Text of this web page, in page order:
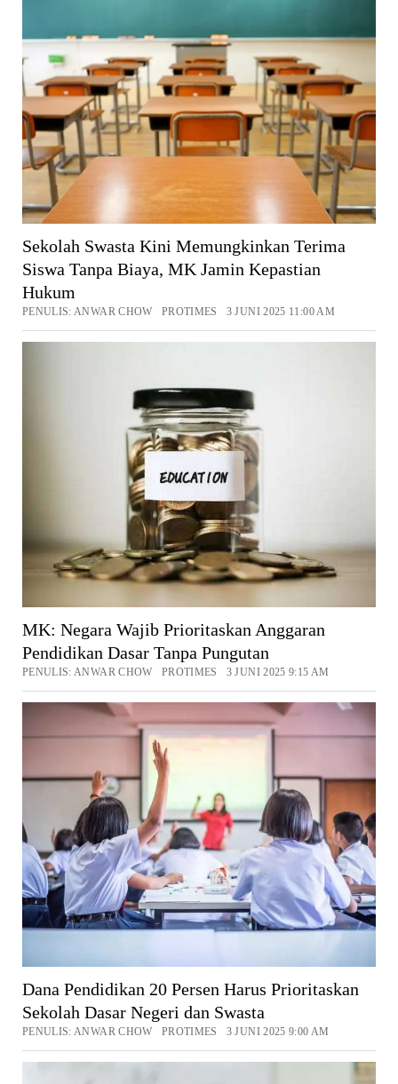
Sekolah Swasta Kini Memungkinkan Terima
Siswa Tanpa Biaya, MK Jamin Kepastian
Hukum
PENULIS: ANWAR CHOW PROTIMES 3 JUNI 2025 11:00 AM
MK: Negara Wajib Prioritaskan Anggaran
Pendidikan Dasar Tanpa Pungutan
PENULIS: ANWAR CHOW PROTIMES 3 JUNI 2025 9:15 AM
Dana Pendidikan 20 Persen Harus Prioritaskan
Sekolah Dasar Negeri dan Swasta
PENULIS: ANWAR CHOW PROTIMES 3 JUNI 2025 9:00 AM